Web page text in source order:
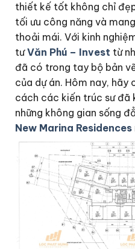
thiết kế tốt không chỉ
tối ưu công năng và
thoải mái. Với kinh
tưVăn Phú – Invest từ
đã có trong tay bộ bản
của dự án. Hôm nay, hãy
cách các kiến trúc sư đã
những không gian sống
New Marina Residences